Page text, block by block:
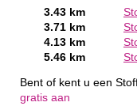
3.43 km
3.71 km
4.13 km
5.46 km
Bent of kent u een
gratis aan